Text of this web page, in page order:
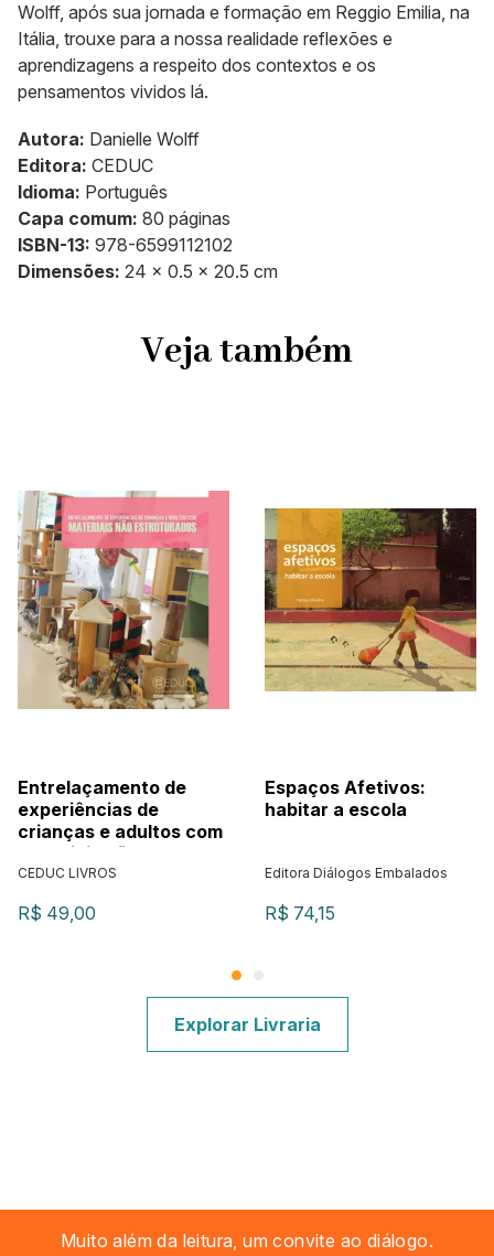
Wolff, após sua jornada e formação em Reggio Emilia, na
Itália, trouxe para a nossa realidade reflexões e
aprendizagens a respeito dos contextos e os
pensamentos vividos lá.
Autora: Danielle Wolff
Editora: CEDUC
Idioma: ‎Português
Capa comum: ‎80 páginas
ISBN-13: 978-6599112102
Dimensões: ‎24 x 0.5 x 20.5 cm
Veja também
Entrelaçamento de
experiências de
crianças e adultos com
materiais não
estruturados
CEDUC LIVROS
R$ 49,00
Espaços Afetivos:
habitar a escola
Editora Diálogos Embalados
R$ 74,15
Explorar Livraria
Muito além da leitura, um convite ao diálogo.